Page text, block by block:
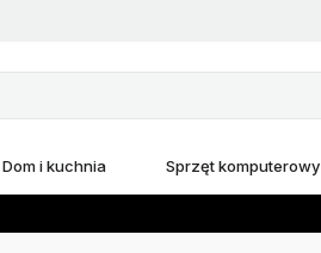
Dom i kuchnia Sprzęt komputerowy